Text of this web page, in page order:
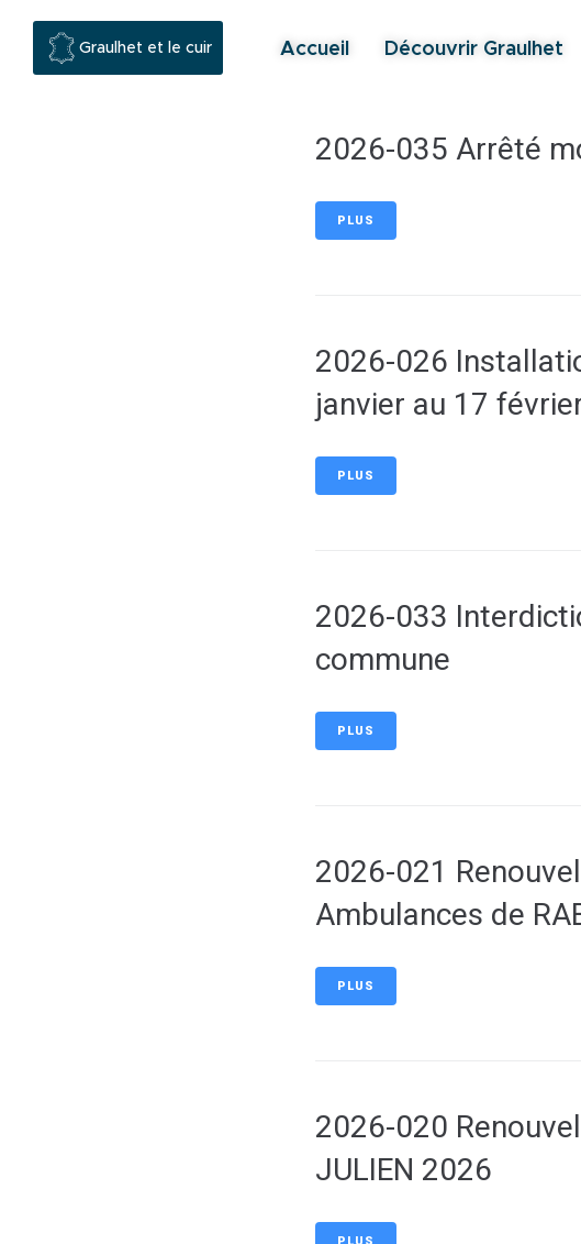
principal
Graulhet et le cuir Accueil Découvrir Graulhet
2026-035 Arrêté
PLUS
2026-026
janvier au 17
PLUS
2026-033
commune
PLUS
2026-021
Ambulances de
PLUS
2026-020
JULIEN 2026